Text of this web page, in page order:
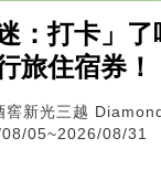
：打卡」
旅住宿券！
窖新光三越
05~2026/08/31